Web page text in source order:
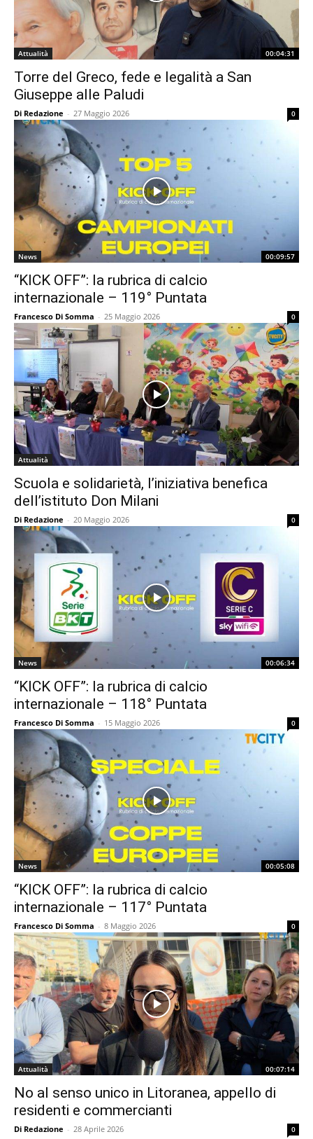
Attualità 00:04:31
Torre del Greco, fede e legalità a San
Giuseppe alle Paludi
Di Redazione - 27 Maggio 2026 0
News 00:09:57
“KICK OFF”: la rubrica di calcio
internazionale – 119° Puntata
Francesco Di Somma - 25 Maggio 2026 0
Attualità
Scuola e solidarietà, l’iniziativa benefica
dell’istituto Don Milani
Di Redazione - 20 Maggio 2026 0
News 00:06:34
“KICK OFF”: la rubrica di calcio
internazionale – 118° Puntata
Francesco Di Somma - 15 Maggio 2026 0
News 00:05:08
“KICK OFF”: la rubrica di calcio
internazionale – 117° Puntata
Francesco Di Somma - 8 Maggio 2026 0
Attualità 00:07:14
No al senso unico in Litoranea, appello di
residenti e commercianti
Di Redazione - 28 Aprile 2026 0